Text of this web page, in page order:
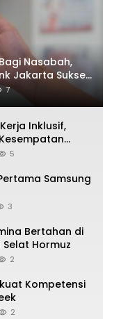
Nasabah,
Jakarta Sukses
2026
7
Inklusif,
5
Samsung
3
Bertahan di
Hormuz
2
Kompetensi
2